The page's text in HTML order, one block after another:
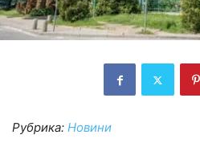
Рубрика: Новини